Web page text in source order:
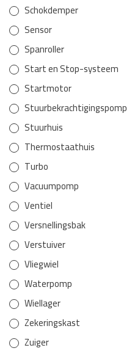
Schokdemper
Sensor
Spanroller
Start en Stop-systeem
Startmotor
Stuurbekrachtigingspomp
Stuurhuis
Thermostaathuis
Turbo
Vacuumpomp
Ventiel
Versnellingsbak
Verstuiver
Vliegwiel
Waterpomp
Wiellager
Zekeringskast
Zuiger